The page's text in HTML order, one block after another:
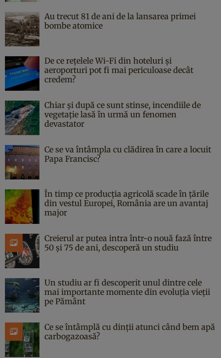
Au trecut 81 de ani de la lansarea primei
bombe atomice
De ce rețelele Wi-Fi din hoteluri și
aeroporturi pot fi mai periculoase decât
credem?
Chiar și după ce sunt stinse, incendiile de
vegetație lasă în urmă un fenomen
devastator
Ce se va întâmpla cu clădirea în care a locuit
Papa Francisc?
În timp ce producția agricolă scade în țările
din vestul Europei, România are un avantaj
major
Creierul ar putea intra într-o nouă fază între
50 și 75 de ani, descoperă un studiu
Un studiu ar fi descoperit unul dintre cele
mai importante momente din evoluția vieții
pe Pământ
Ce se întâmplă cu dinții atunci când bem apă
carbogazoasă?